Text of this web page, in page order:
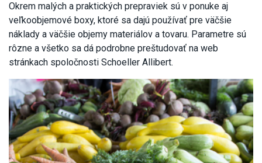
Okrem malých a praktických prepraviek sú v ponuke aj
veľkoobjemové boxy, ktoré sa dajú používať pre väčšie
náklady a väčšie objemy materiálov a tovaru. Parametre sú
rôzne a všetko sa dá podrobne preštudovať na web
stránkach spoločnosti Schoeller Allibert.